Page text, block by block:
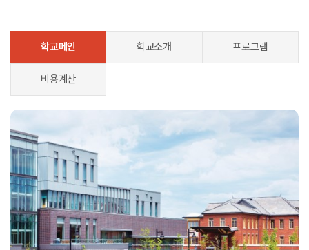
학교메인 학교소개 프로그램
비용계산